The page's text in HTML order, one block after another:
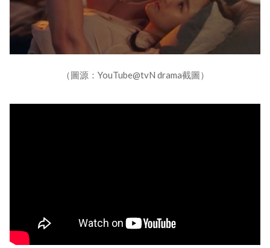
（圖源：YouTube@tvN drama截圖）